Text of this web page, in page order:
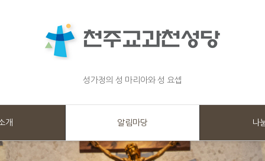
성가정의 성 마리아와 성 요셉
개 알림마당 나